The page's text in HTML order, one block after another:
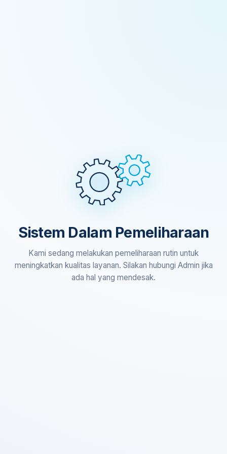
Sistem Dalam Pemeliharaan
Kami sedang melakukan pemeliharaan rutin untuk
meningkatkan kualitas layanan. Silakan hubungi Admin jika
ada hal yang mendesak.